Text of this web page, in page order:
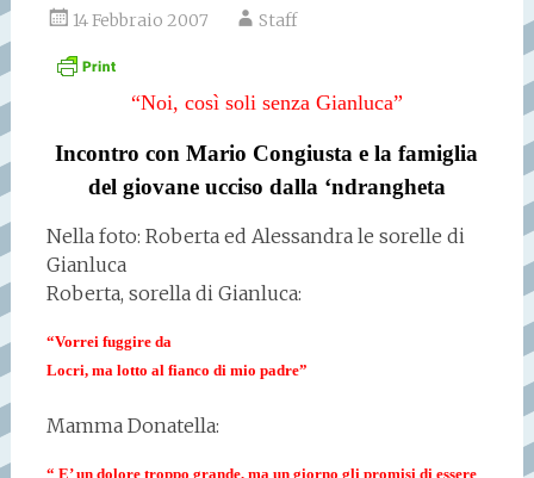
14 Febbraio 2007 Staff
“Noi, così soli senza Gianluca”
Incontro con Mario Congiusta e la famiglia
del giovane ucciso dalla ‘ndrangheta
Nella foto: Roberta ed Alessandra le sorelle di
Gianluca
Roberta, sorella di Gianluca:
“Vorrei fuggire da
Locri,ma lotto al fianco di mio padre”
Mamma Donatella:
“ E’ un dolore troppo grande,ma un giorno gli promisi di essere